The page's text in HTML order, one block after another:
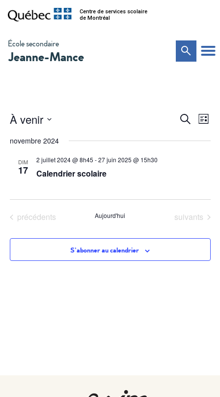
Centre de services scolaire
de Montréal
École secondaire
Jeanne-Mance
et
Recherche
de
Liste
À venir
une
novembre 2024
DIM
17
2 juillet 2024 @ 8h45 -27 juin 2025 @ 15h30
Calendrier scolaire
Évènements
précédents Aujourd'hui Évènements
suivants
S’abonner au calendrier